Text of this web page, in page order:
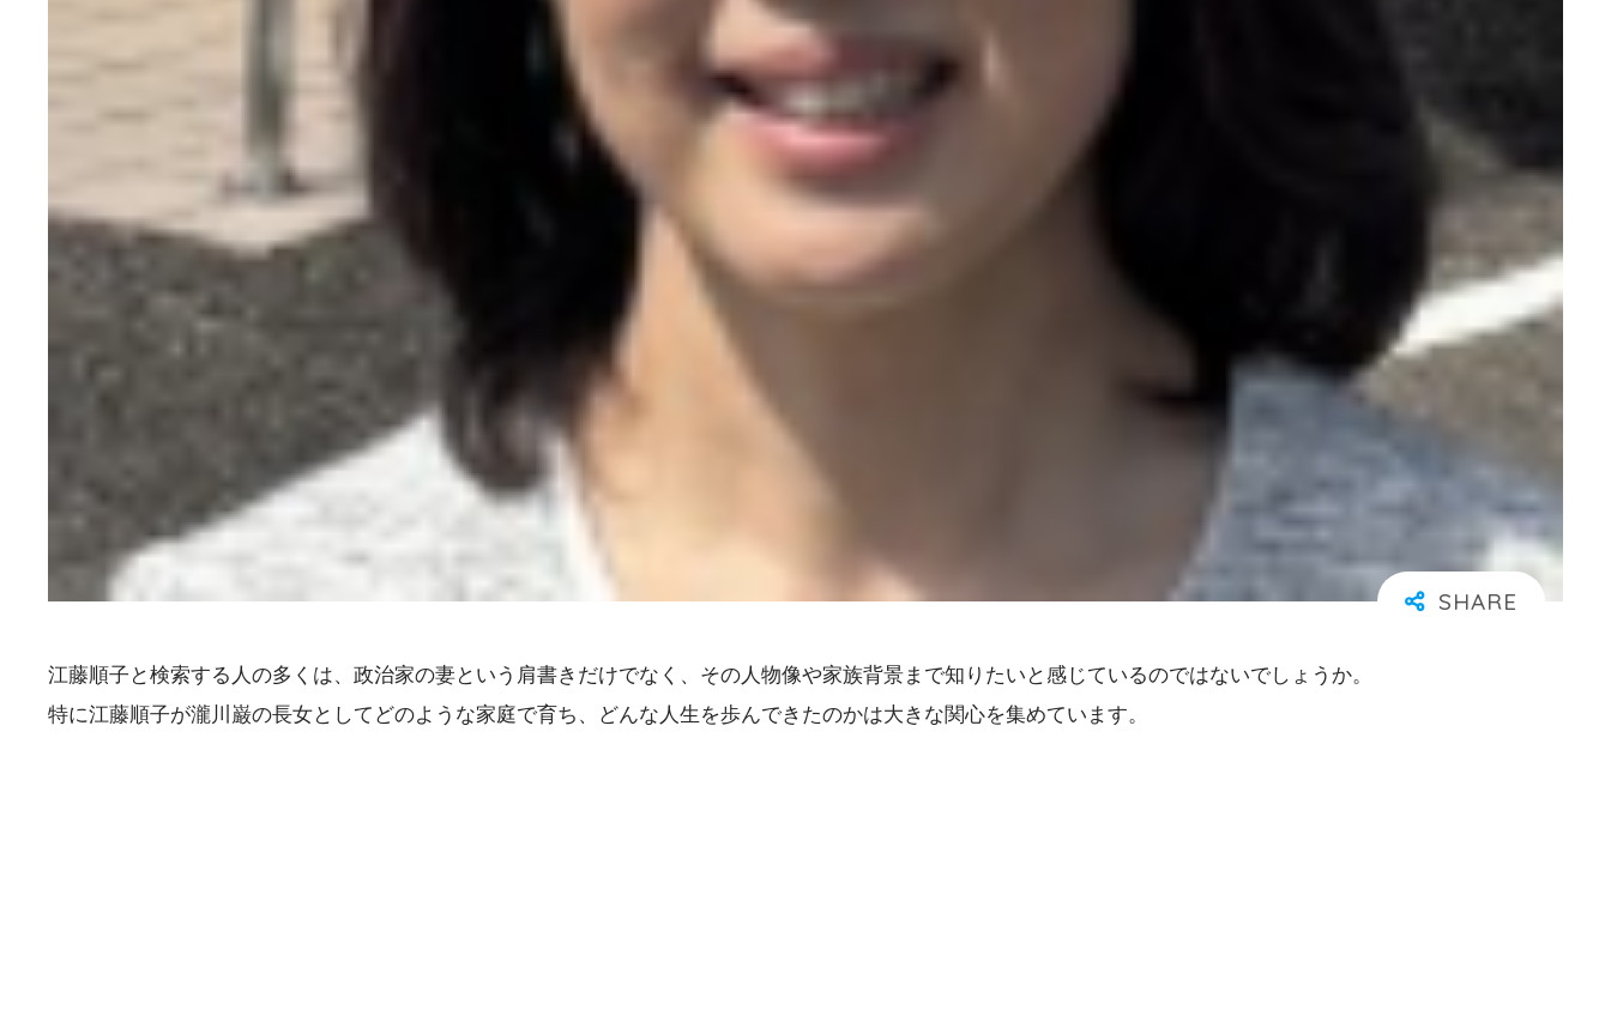
江藤順子と検索する人の多くは、政治家の妻という肩書きだけでなく、その人物像や家族背景まで知りたいと感じているのではないでしょうか。
特に江藤順子が瀧川巌の長女としてどのような家庭で育ち、どんな人生を歩んできたのかは大きな関心を集めています。